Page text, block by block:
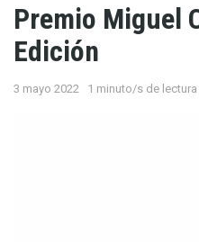
Premio Miguel
Edición
3 mayo 2022 1 minuto/s de lectura